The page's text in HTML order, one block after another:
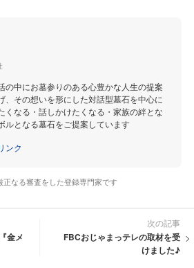
の中にお墓参りのある心豊かな人生の提案
、その想いを形にした対話型墓石を中心に
くなる・話しかけたくなる・家族の絆とな
ルとなる墓石をご提案しています
ンク
なる審査をした登録専門家です
金メ
次の記事
FBCおじゃまっテレの取材を受
けました♪